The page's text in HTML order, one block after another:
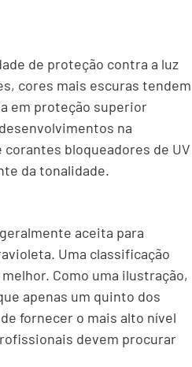
de proteção contra a luz
cores mais escuras tendem
em proteção superior
na
bloqueadores de UV
da tonalidade.
aceita para
Uma classificação
Como uma ilustração,
apenas um quinto dos
fornecer o mais alto nível
devem procurar